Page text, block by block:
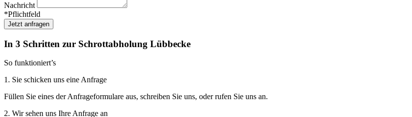
Nachricht
*Pflichtfeld
Jetzt anfragen
In 3 Schritten zur Schrottabholung Lübbecke
So funktioniert’s
1. Sie schicken uns eine Anfrage
Füllen Sie eines der Anfrageformulare aus, schreiben Sie uns, oder rufen Sie uns an.
2. Wir sehen uns Ihre Anfrage an